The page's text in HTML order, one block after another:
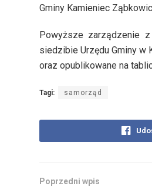
Gminy Kamieniec
Powyższe zarządzenie
siedzibie Urzędu Gminy w
oraz opublikowane na
Tagi: samorząd
Poprzedni wpis